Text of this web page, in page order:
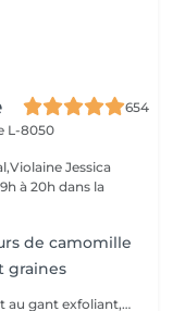
654
L-8050
Jessica
à 20h dans la
de camomille
graines
Vous lâchez prise dès le gommage délicat au gant exfoliant, qui alterne lissages et effleurages. Notre esthéticienne applique ensuite lonctueuse huile Orientale à base dhuile dArgan sur lensemble de votre corps et grâce à sa gestuelle précise libère lensemble des tensions. Bénéfices : Vous êtes délassée et votre peau est douce et satinée.